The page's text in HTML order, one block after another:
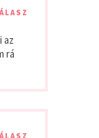
az
rá